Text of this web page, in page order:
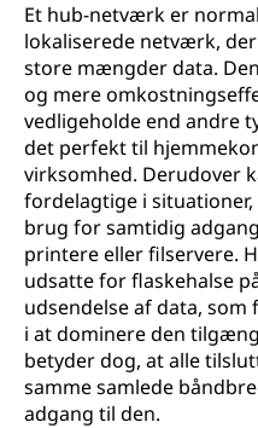
Et hub-netværk er
lokaliserede netværk,
store mængder data.
og mere
vedligeholde end andre
det perfekt til
virksomhed. Derudover
fordelagtige i
brug for samtidig
printere eller filservere.
udsatte for flaskehalse
udsendelse af data,
i at dominere den
betyder dog, at alle
samme samlede
adgang til den.